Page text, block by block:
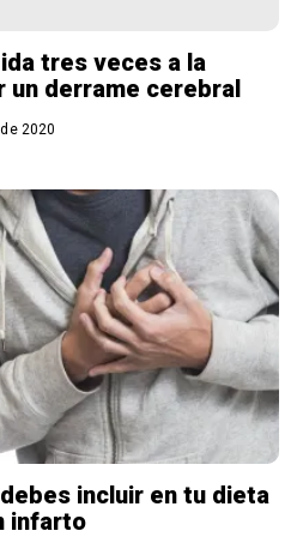
tres veces a la
un derrame cerebral
2020
incluir en tu dieta
infarto